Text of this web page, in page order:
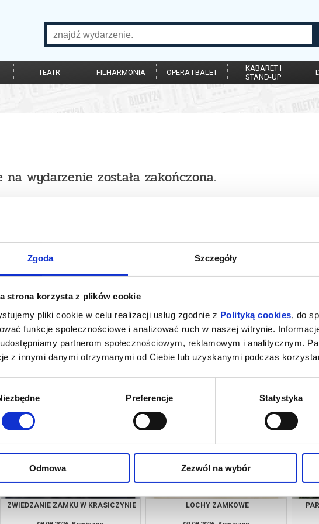
Zgoda Szczegóły
strona korzysta z plików cookie
pliki cookie w celu realizacji usług zgodnie z Polityką cookies, do
funkcje społecznościowe i analizować ruch w naszej witrynie.
partnerom społecznościowym, reklamowym i analitycznym.
z innymi danymi otrzymanymi od Ciebie lub uzyskanymi podczas
Preferencje Statystyka
Odmowa Zezwól na wybór
TEATR FILHARMONIA OPERA I BALET
KABARET I
STAND-UP
wydarzenie została zakończona.
PARK ZAMKOWY W KRASICZYNIE
kup bilet
LOCHY ZAMKOWE
kup bilet
ZWIEDZANIE ZAMKU W KRASICZYNIE LOCHY ZAMKOWE